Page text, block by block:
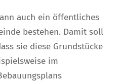
auch ein öffentliches
bestehen. Damit soll
sie diese Grundstücke
im